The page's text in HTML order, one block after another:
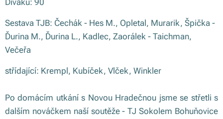
Diváků: 90
Sestava TJB: Čechák - Hes M., Opletal, Murarik, Špička -
Ďurina M., Ďurina L., Kadlec, Zaorálek - Taichman,
Večeřa
střídající: Krempl, Kubíček, Vlček, Winkler
Po domácím utkání s Novou Hradečnou jsme se střetli s
dalším nováčkem naší soutěže - TJ Sokolem Bohuňovice